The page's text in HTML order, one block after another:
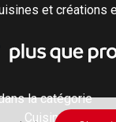
et créations
la catégorie
Cuisine